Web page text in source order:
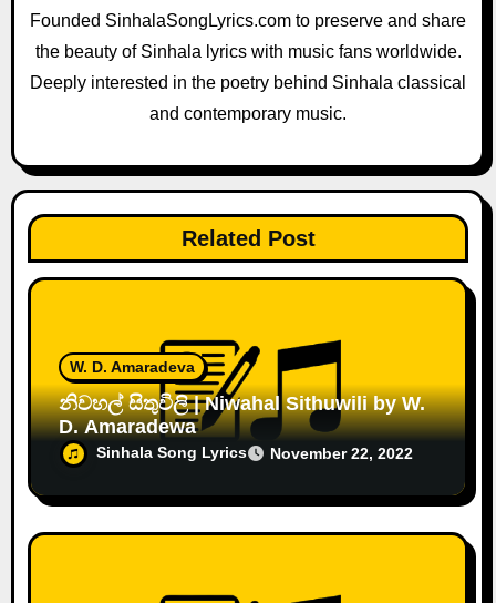
t
i
n
Founded SinhalaSongLyrics.com to preserve and share
the beauty of Sinhala lyrics with music fans worldwide.
Deeply interested in the poetry behind Sinhala classical
and contemporary music.
Related Post
W. D. Amaradeva
නිවහල් සිතුවිලි | Niwahal Sithuwili by W.
D. Amaradewa
Sinhala Song Lyrics November 22, 2022